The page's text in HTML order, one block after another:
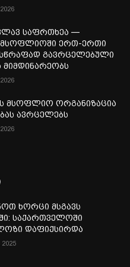
საფრთხეა —
მსოფლიოში ერთ-ერთი
გავრცელებული
მიმდინარეობს
მსოფლიო ორგანიზაცია
ავრცელებს
ხორცი მსგავს
საქართველოში
დაფიქსირდა